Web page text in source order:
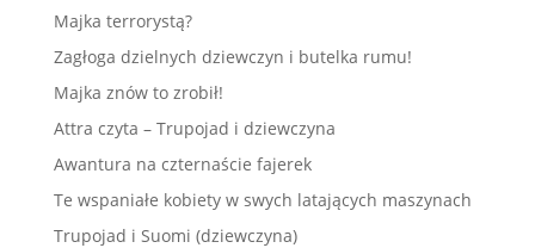
Majka terrorystą?
Zagłoga dzielnych dziewczyn i butelka rumu!
Majka znów to zrobił!
Attra czyta – Trupojad i dziewczyna
Awantura na czternaście fajerek
Te wspaniałe kobiety w swych latających maszynach
Trupojad i Suomi (dziewczyna)